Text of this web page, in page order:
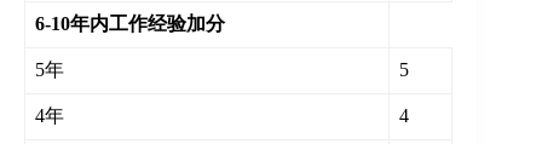
6-10年内工作经验加分
5年 5
4年 4